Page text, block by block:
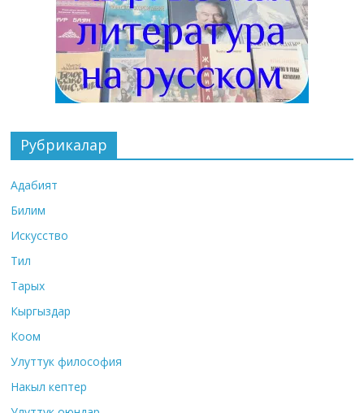
Рубрикалар
Адабият
Билим
Искусство
Тил
Тарых
Кыргыздар
Коом
Улуттук философия
Накыл кептер